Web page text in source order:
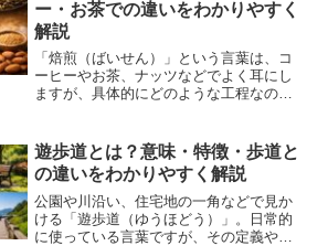
ー・お茶での違いをわかりやすく
解説
「焙煎（ばいせん）」という言葉は、コ
ーヒーやお茶、ナッツなどでよく耳にし
ますが、具体的にどのような工程なのか
味や目的、代表的な食品との関係につい
て、初心者にもわかりやす...
遊歩道とは？意味・特徴・歩道と
の違いをわかりやすく解説
公園や川沿い、住宅地の一角などで見か
ける「遊歩道（ゆうほどう）」。日常的
に使っている言葉ですが、その定義や役